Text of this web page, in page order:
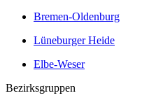
Bremen-Oldenburg
Lüneburger Heide
Elbe-Weser
Bezirksgruppen